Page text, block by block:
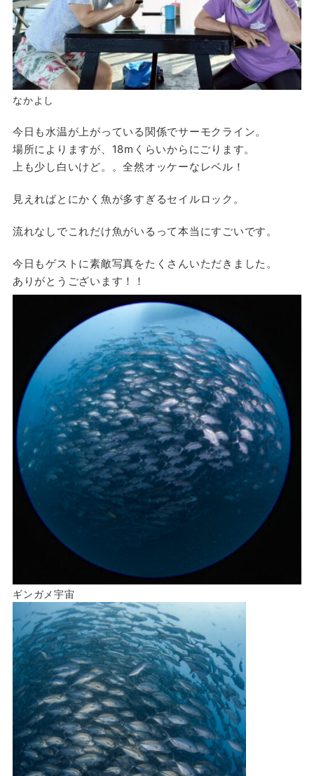
なかよし
今日も水温が上がっている関係でサーモクライン。
場所によりますが、18mくらいからにごります。
上も少し白いけど。。全然オッケーなレベル！
見えればとにかく魚が多すぎるセイルロック。
流れなしでこれだけ魚がいるって本当にすごいです。
今日もゲストに素敵写真をたくさんいただきました。
ありがとうございます！！
ギンガメ宇宙